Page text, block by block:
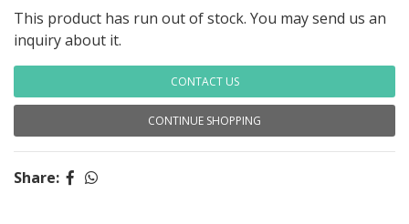
This product has run out of stock. You may send us an
inquiry about it.
CONTACT US
CONTINUE SHOPPING
Share: